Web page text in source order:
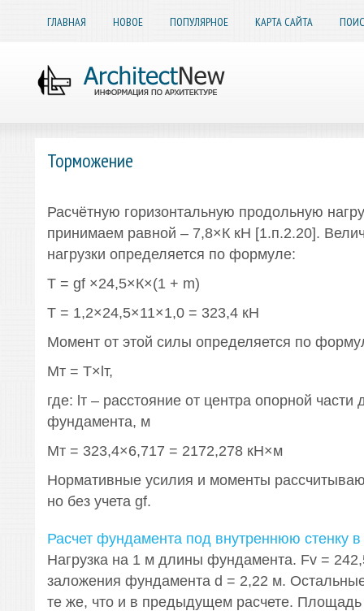
ГЛАВНАЯ НОВОЕ ПОПУЛЯРНОЕ КАРТА САЙТА
Торможение
Расчётную горизонтальную продольную
принимаем равной – 7,8×К кН [1.п.2.20].
нагрузки определяется по формуле:
Т = gf ×24,5×К×(1 + m)
Т = 1,2×24,5×11×1,0 = 323,4 кН
Момент от этой силы определяется по
Мт = Т×lт,
где: lт – расстояние от центра опорной
фундамента, м
Мт = 323,4×6,717 = 2172,278 кН×м
Нормативные усилия и моменты
но без учета gf.
Расчет фундамента под внутреннюю стенку
Нагрузка на 1 м длины фундамента. Fv =
заложения фундамента d = 2,22 м. Остальные
те же, что и в предыдущем расчете.